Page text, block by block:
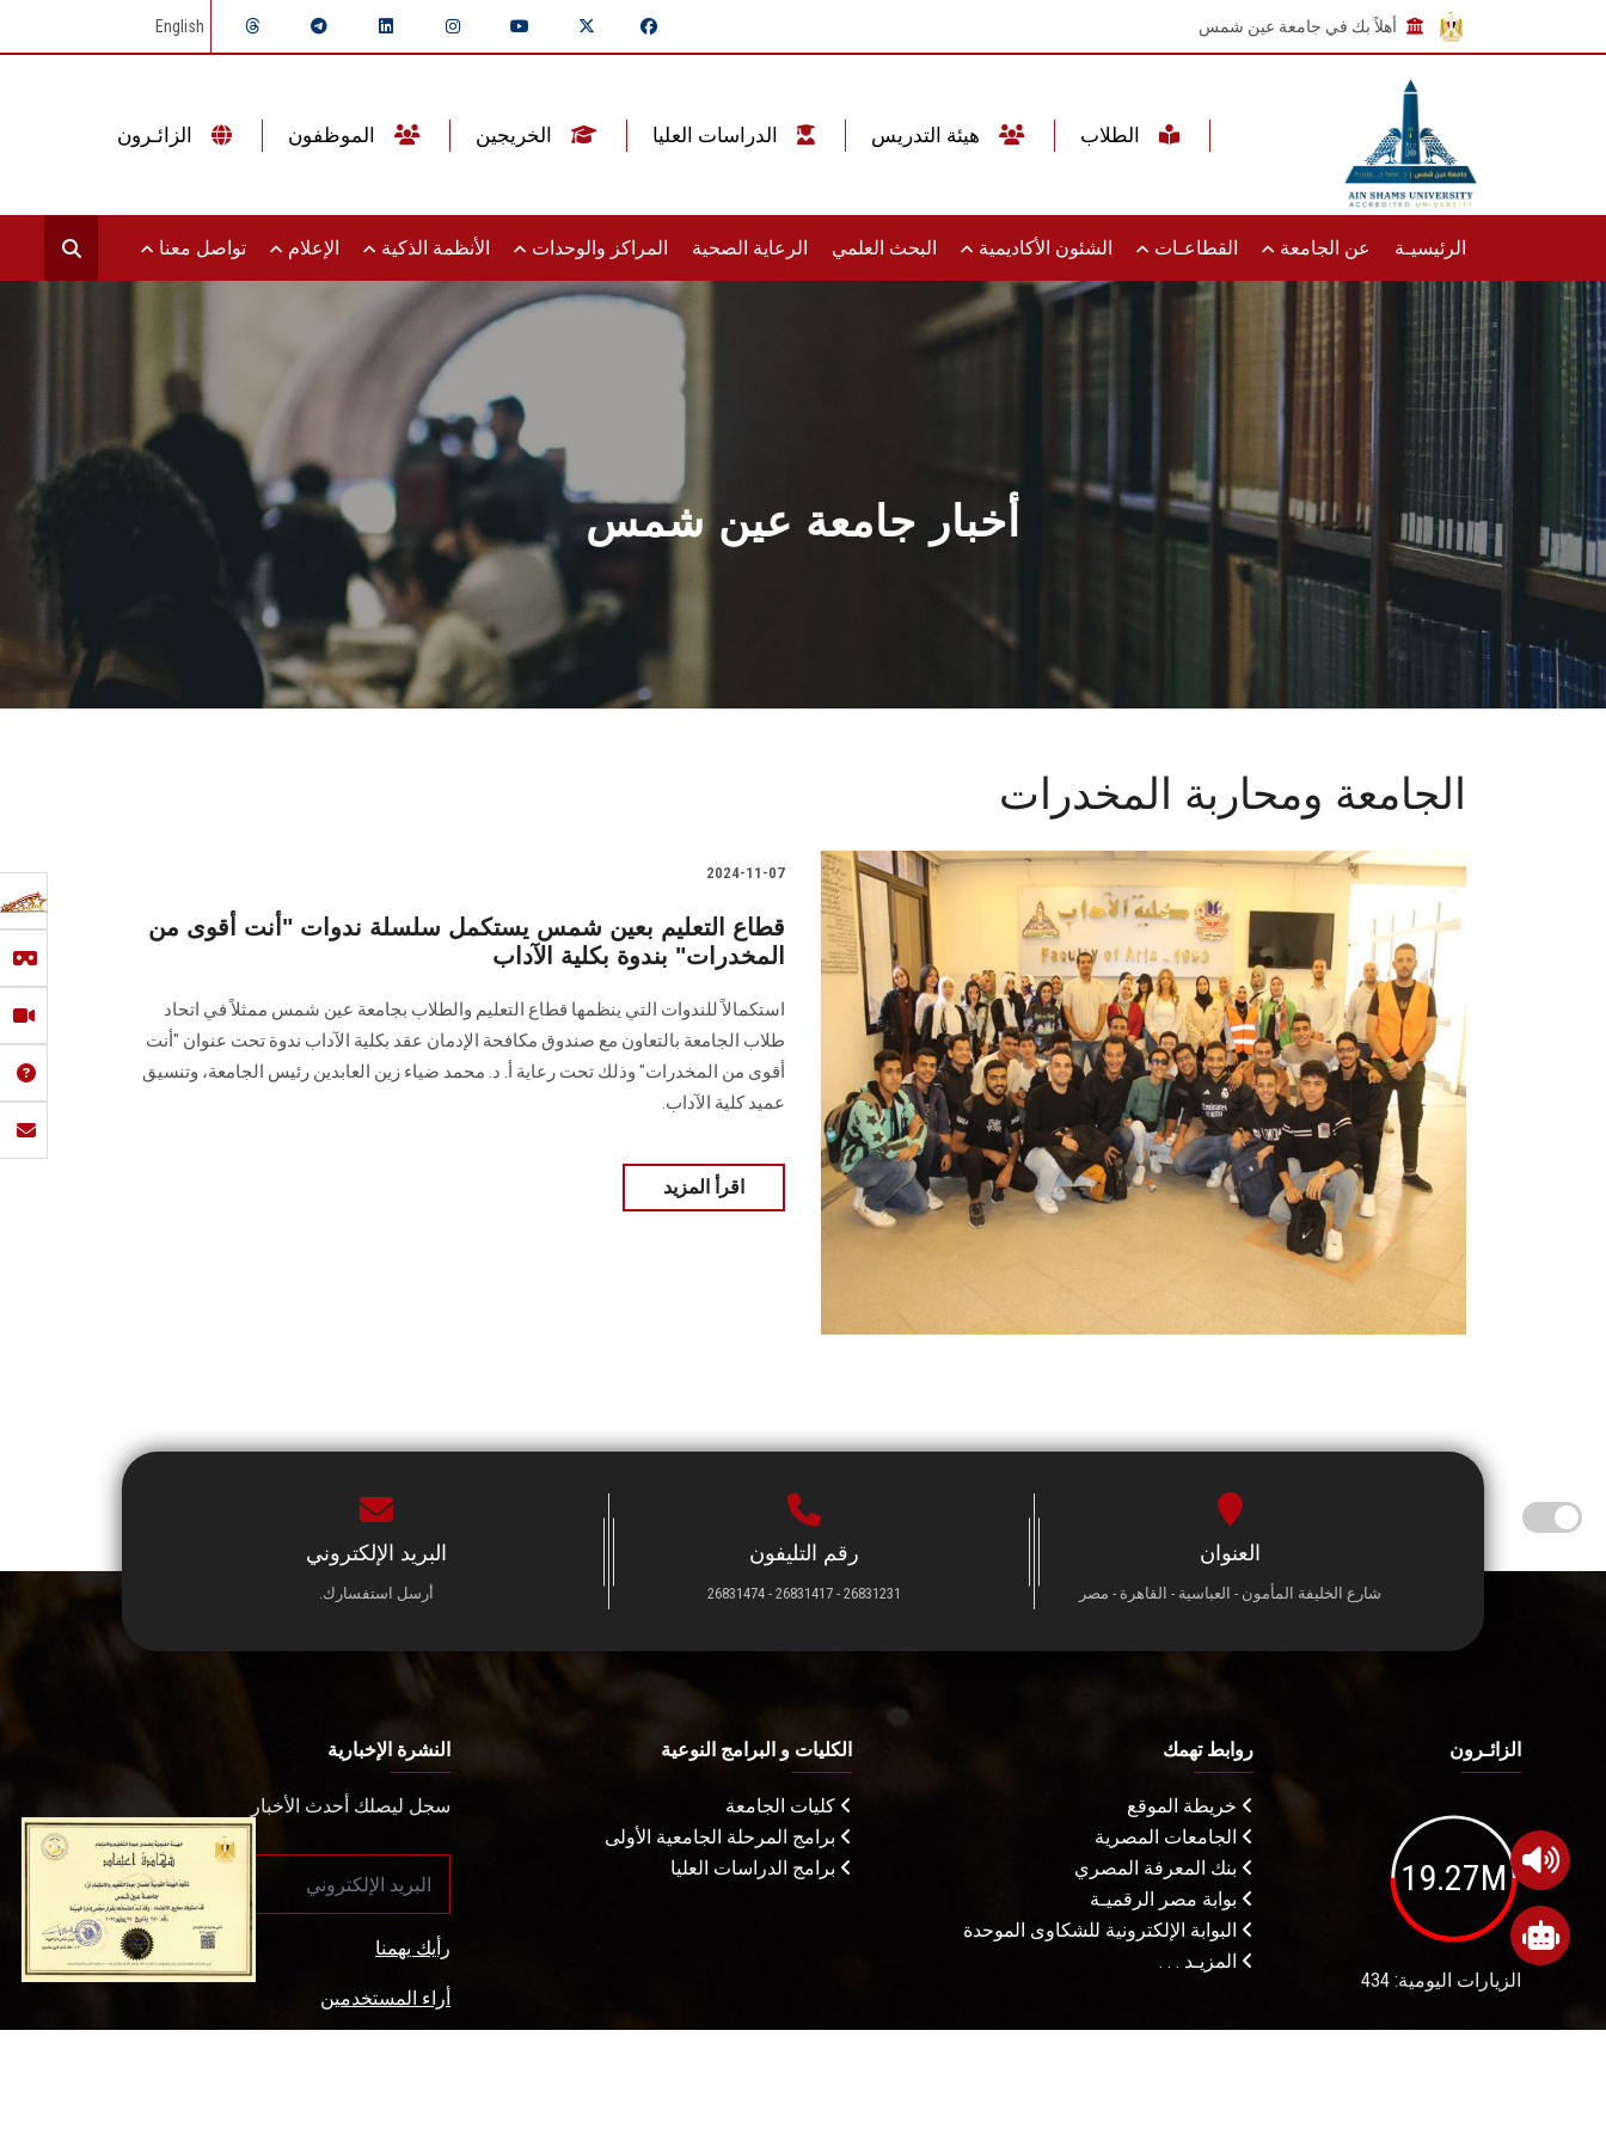
أهلاً بك في جامعة عين شمس English
الرئيسيـة عن الجامعة القطاعـات الشئون الأكاديمية البحث العلمي الرعاية الصحية المراكز والوحدات الأنظمة الذكية الإعلام تواصل معنا
أخبار جامعة عين شمس
الجامعة ومحاربة المخدرات
2024-11-07
قطاع التعليم بعين شمس يستكمل سلسلة ندوات "أنت أقوى من
المخدرات" بندوة بكلية الآداب
استكمالاً للندوات التي ينظمها قطاع التعليم والطلاب بجامعة عين شمس ممثلاً في اتحاد
‏طلاب الجامعة بالتعاون مع صندوق مكافحة الإدمان عقد بكلية الآداب ندوة تحت عنوان "أنت
‏أقوى من المخدرات" وذلك تحت رعاية أ. د. محمد ضياء زين العابدين رئيس الجامعة، وتنسيق
عميد كلية الآداب.
اقرأ المزيد
العنوان
شارع الخليفة المأمون - العباسية - القاهرة - مصر
رقم التليفون
26831231 - 26831417 - 26831474
البريد الإلكتروني
أرسل استفسارك.
الزائـرون
19.27M
الزيارات اليومية: 434
روابط تهمك
خريطة الموقع
الجامعات المصرية
بنك المعرفة المصري
بوابة مصر الرقميـة
البوابة الإلكترونية للشكاوى الموحدة
المزيـد . . .
الكليات و البرامج النوعية
كليات الجامعة
برامج المرحلة الجامعية الأولى
برامج الدراسات العليا
النشرة الإخبارية
سجل ليصلك أحدث الأخبار
رأيك يهمنا
أراء المستخدمين